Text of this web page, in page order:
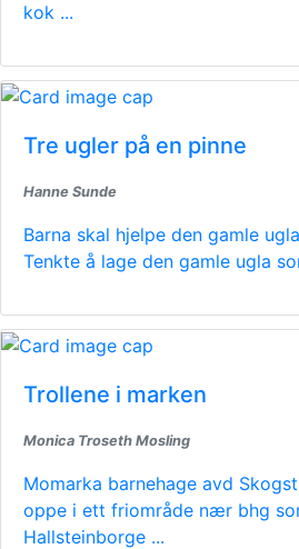
kok ...
Tre ugler på en pinne
Hanne Sunde
Barna skal hjelpe den gamle
Tenkte å lage den gamle ugla
Trollene i marken
Monica Troseth Mosling
Momarka barnehage avd
oppe i ett friområde nær bhg
Hallsteinborge ...